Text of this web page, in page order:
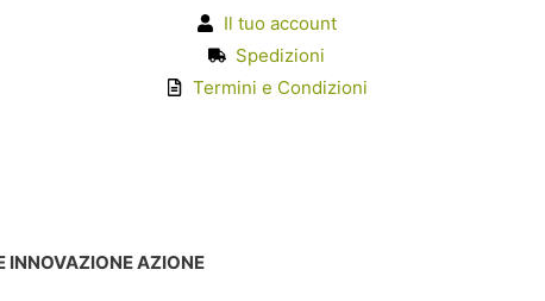
Il tuo account
Spedizioni
Termini e Condizioni
INNOVAZIONE AZIONE